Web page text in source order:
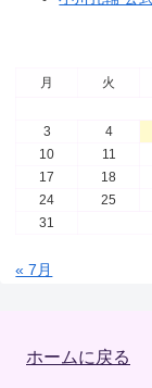
月 火
3
4
10
11
17
18
24
25
31
« 7月
ホームに戻る